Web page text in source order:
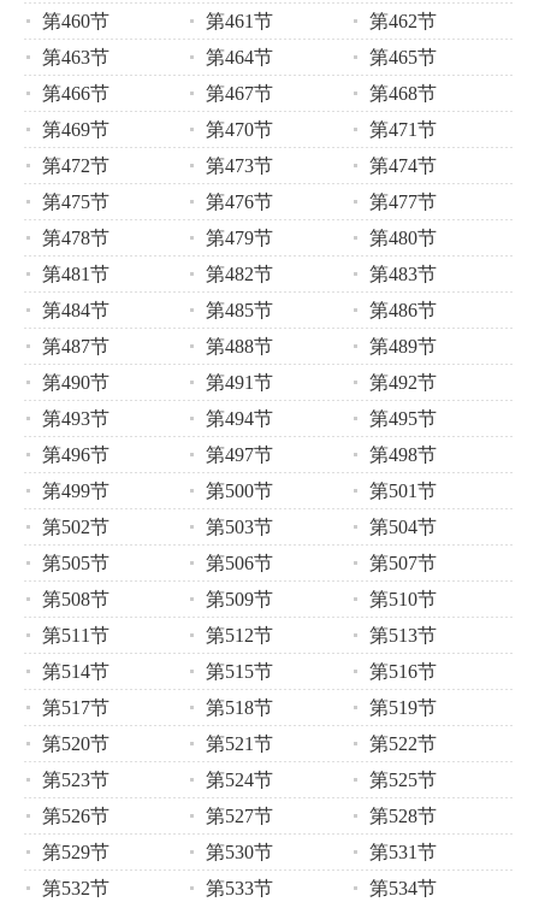
第460节 第461节
第462节
第463节
第464节
第465节
第466节
第467节
第468节
第469节
第470节
第471节
第472节
第473节
第474节
第475节
第476节
第477节
第478节
第479节
第480节
第481节
第482节
第483节
第484节
第485节
第486节
第487节
第488节
第489节
第490节
第491节
第492节
第493节
第494节
第495节
第496节
第497节
第498节
第499节
第500节
第501节
第502节
第503节
第504节
第505节
第506节
第507节
第508节
第509节
第510节
第511节
第512节
第513节
第514节
第515节
第516节
第517节
第518节
第519节
第520节
第521节
第522节
第523节
第524节
第525节
第526节
第527节
第528节
第529节
第530节
第531节
第532节
第533节
第534节